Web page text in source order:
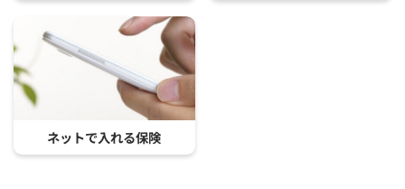
ネットで入れる保険